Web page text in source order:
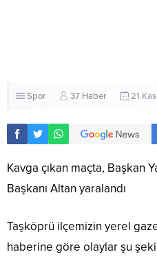
Spor 37 Haber 21
Kavga çıkan maçta, Başkan
Başkanı Altan yaralandı
Taşköprü ilçemizin yerel
haberine göre olaylar şu